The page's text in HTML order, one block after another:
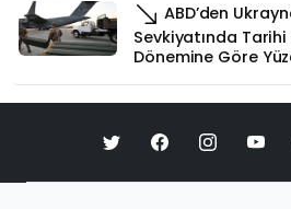
ABD’den
Sevkiyatında Tarihi
Dönemine Göre